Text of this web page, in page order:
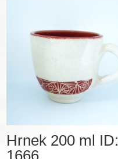
Hrnek 200 ml ID:
1666